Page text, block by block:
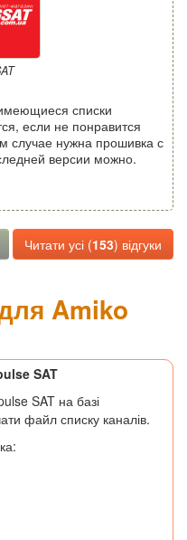
списки
если не понравится
случае нужна прошивка с
версии можно.
Читати усі (153) відгуки
Amiko
SAT
SAT на базі
файл списку каналів.